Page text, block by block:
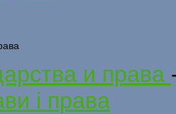
и права
і права